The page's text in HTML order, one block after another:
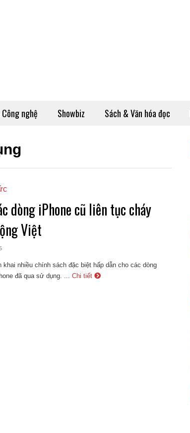
nghệ Showbiz Sách & Văn hóa đọc
dòng iPhone cũ liên tục cháy
Việt
khai nhiều chính sách đặc biệt hấp dẫn cho các dòng
đã qua sử dụng. ...
Chi tiết